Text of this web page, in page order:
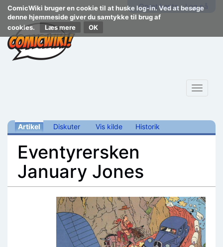
ComicWiki bruger en cookie til at huske log-in. Ved at besøge
denne hjemmeside giver du samtykke til brug af
cookies.
Læs mere
Opret konto Log på
Toggle
Artikel Diskuter Vis kilde Historik
Eventyrersken
January Jones